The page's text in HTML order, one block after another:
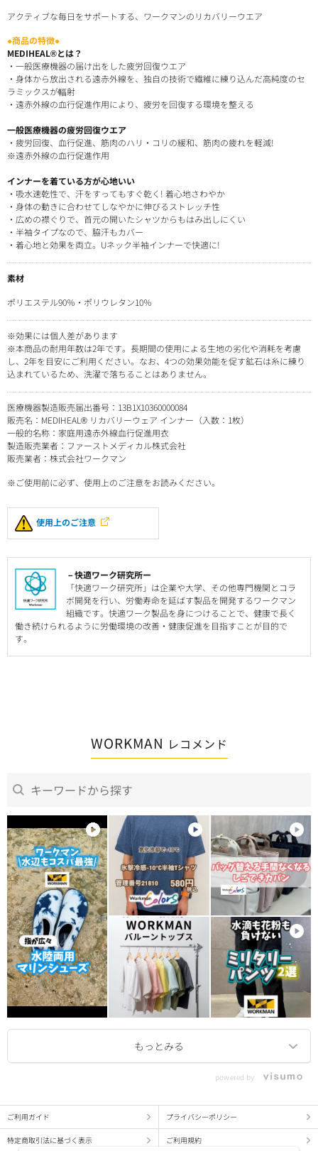
アクティブな毎日をサポートする、ワークマンのリカバリーウエア
●商品の特徴●
MEDIHEAL®とは？
・一般医療機器の届け出をした疲労回復ウエア
・身体から放出される遠赤外線を、独自の技術で繊維に練り込んだ高純度のセ
ラミックスが輻射
・遠赤外線の血行促進作用により、疲労を回復する環境を整える
一般医療機器の疲労回復ウエア
・疲労回復、血行促進、筋肉のハリ・コリの緩和、筋肉の疲れを軽減!
※遠赤外線の血行促進作用
インナーを着ている方が心地いい
・吸水速乾性で、汗をすってもすぐ乾く! 着心地さわやか
・身体の動きに合わせてしなやかに伸びるストレッチ性
・広めの襟ぐりで、首元の開いたシャツからもはみ出しにくい
・半袖タイプなので、脇汗もカバー
・着心地と効果を両立。Uネック半袖インナーで快適に!
素材
ポリエステル90％・ポリウレタン10％
※効果には個人差があります
※本商品の耐用年数は2年です。長期間の使用による生地の劣化や消耗を考慮
し、2年を目安にご利用ください。なお、4つの効果効能を促す鉱石は糸に練り
込まれているため、洗濯で落ちることはありません。
医療機器製造販売届出番号：13B1X10360000084
販売名：MEDIHEAL® リカバリーウェア インナー（入数：1枚）
一般的名称：家庭用遠赤外線血行促進用衣
製造販売業者：ファーストメディカル株式会社
販売業者：株式会社ワークマン
※ご使用前に必ず、使用上のご注意をお読みください。
使用上のご注意
－快適ワーク研究所ー
「快適ワーク研究所」は企業や大学、その他専門機関とコラ
ボ開発を行い、労働寿命を延ばす製品を開発するワークマン
組織です。快適ワーク製品を身につけることで、健康で長く
働き続けられるように労働環境の改善・健康促進を目指すことが目的で
す。
WORKMAN レコメンド
powered by
ご利用ガイド プライバシーポリシー
特定商取引法に基づく表示 ご利用規約